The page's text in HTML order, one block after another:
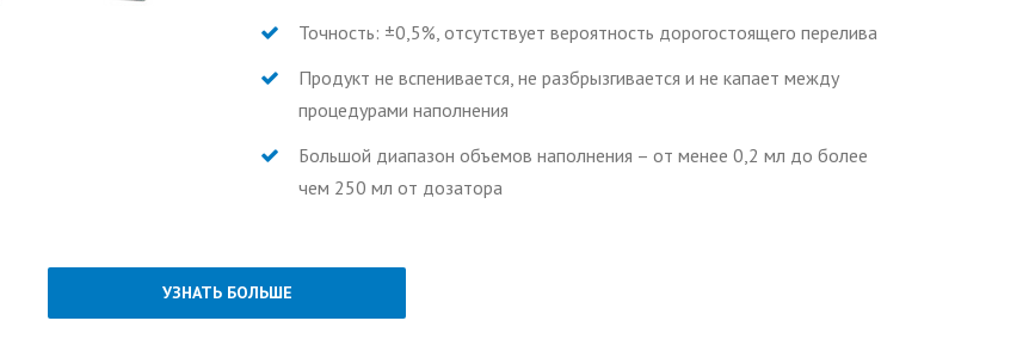
Точность: ±0,5%, отсутствует вероятность дорогостоящего перелива
Продукт не вспенивается, не разбрызгивается и не капает между
процедурами наполнения
Большой диапазон объемов наполнения – от менее 0,2 мл до более
чем 250 мл от дозатора
УЗНАТЬ БОЛЬШЕ